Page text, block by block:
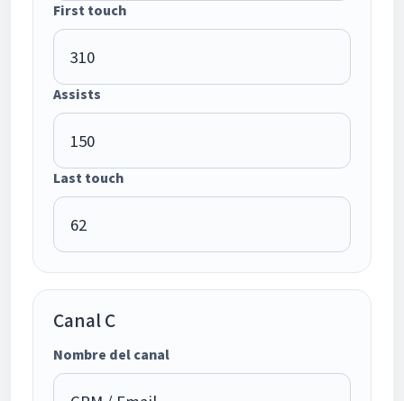
First touch
Assists
Last touch
Canal C
Nombre del canal